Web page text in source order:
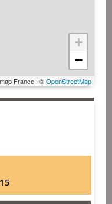
+
−
France | ©OpenStreetMap